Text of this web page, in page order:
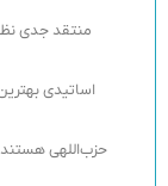
منتقد جدی
اساتیدی
حزب‌اللهی هستند